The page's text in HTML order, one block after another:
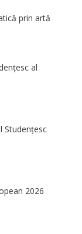
prin artă
al
Studențesc
2026